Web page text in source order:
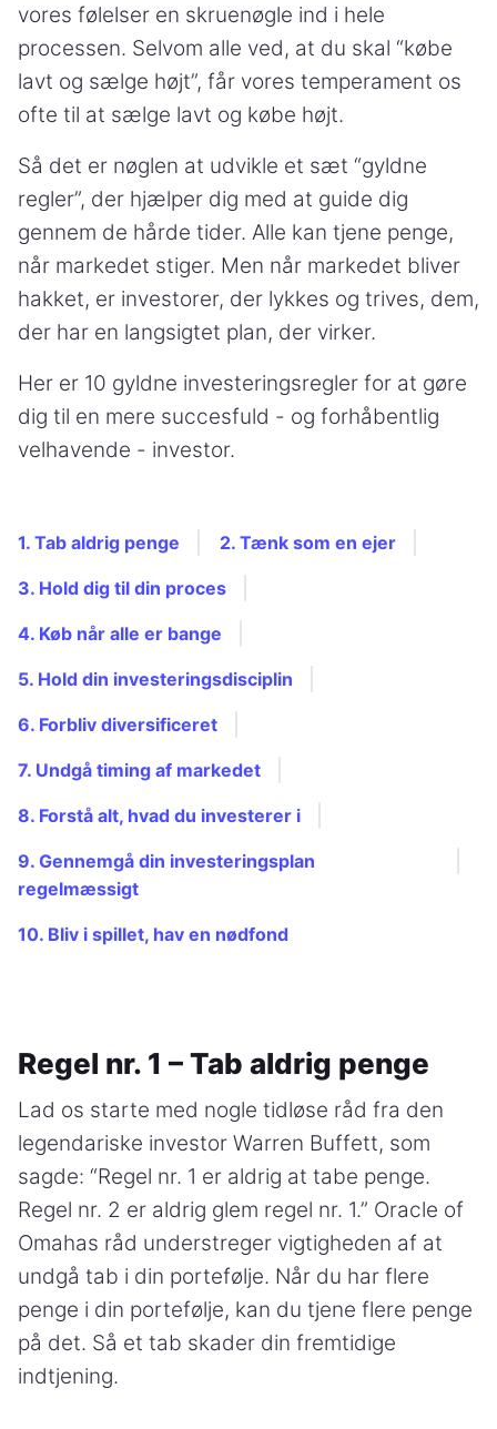
vores følelser en skruenøgle ind i hele
processen. Selvom alle ved, at du skal “købe
lavt og sælge højt”, får vores temperament os
ofte til at sælge lavt og købe højt.
Så det er nøglen at udvikle et sæt “gyldne
regler”, der hjælper dig med at guide dig
gennem de hårde tider. Alle kan tjene penge,
når markedet stiger. Men når markedet bliver
hakket, er investorer, der lykkes og trives, dem,
der har en langsigtet plan, der virker.
Her er 10 gyldne investeringsregler for at gøre
dig til en mere succesfuld - og forhåbentlig
velhavende - investor.
1. Tab aldrig penge 2. Tænk som en ejer
3. Hold dig til din proces
4. Køb når alle er bange
5. Hold din investeringsdisciplin
6. Forbliv diversificeret
7. Undgå timing af markedet
8. Forstå alt, hvad du investerer i
9. Gennemgå din investeringsplan
regelmæssigt
10. Bliv i spillet, hav en nødfond
Regel nr. 1 – Tab aldrig penge
Lad os starte med nogle tidløse råd fra den
legendariske investor Warren Buffett, som
sagde: “Regel nr. 1 er aldrig at tabe penge.
Regel nr. 2 er aldrig glem regel nr. 1.” Oracle of
Omahas råd understreger vigtigheden af at
undgå tab i din portefølje. Når du har flere
penge i din portefølje, kan du tjene flere penge
på det. Så et tab skader din fremtidige
indtjening.